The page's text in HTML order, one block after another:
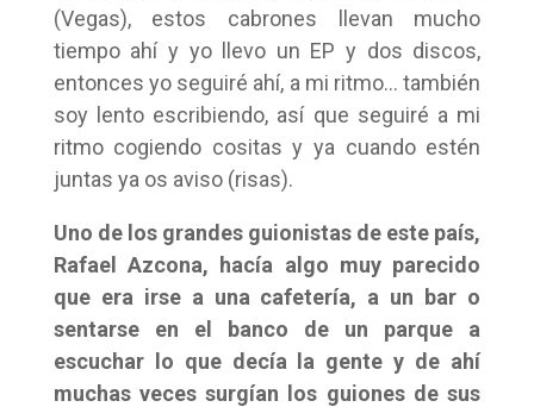
(Vegas), estos cabrones llevan mucho
tiempo ahí y yo llevo un EP y dos discos,
entonces yo seguiré ahí, a mi ritmo… también
soy lento escribiendo, así que seguiré a mi
ritmo cogiendo cositas y ya cuando estén
juntas ya os aviso (risas).
Uno de los grandes guionistas de este país,
Rafael Azcona, hacía algo muy parecido
que era irse a una cafetería, a un bar o
sentarse en el banco de un parque a
escuchar lo que decía la gente y de ahí
muchas veces surgían los guiones de sus